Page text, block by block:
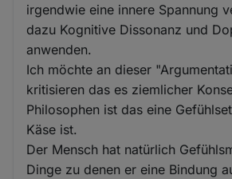
irgendwie eine innere Spannung
dazu Kognitive Dissonanz und
anwenden.
Ich möchte an dieser
kritisieren das es ziemlicher
Philosophen ist das eine
Käse ist.
Der Mensch hat natürlich
Dinge zu denen er eine Bindung